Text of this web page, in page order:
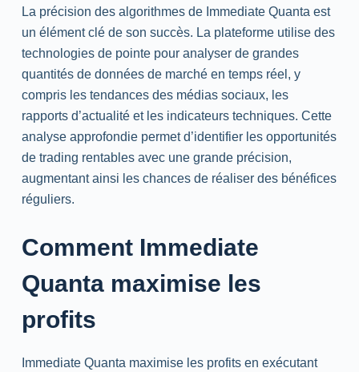
La précision des algorithmes de Immediate Quanta est
un élément clé de son succès. La plateforme utilise des
technologies de pointe pour analyser de grandes
quantités de données de marché en temps réel, y
compris les tendances des médias sociaux, les
rapports d’actualité et les indicateurs techniques. Cette
analyse approfondie permet d’identifier les opportunités
de trading rentables avec une grande précision,
augmentant ainsi les chances de réaliser des bénéfices
réguliers.
Comment Immediate
Quanta maximise les
profits
Immediate Quanta maximise les profits en exécutant